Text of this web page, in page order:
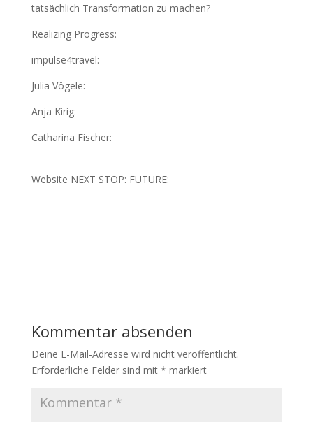
tatsächlich Transformation zu machen?
Realizing Progress:
impulse4travel:
Julia Vögele:
Anja Kirig:
Catharina Fischer:
Website NEXT STOP: FUTURE:
Kommentar absenden
Deine E-Mail-Adresse wird nicht veröffentlicht.
Erforderliche Felder sind mit * markiert